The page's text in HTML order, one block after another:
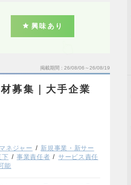
興味あり
掲載期間 26/08/06～26/08/19
募集｜大手企業
ネジャー
新規事業・新サー
下 事業責任者
サービス責任
能